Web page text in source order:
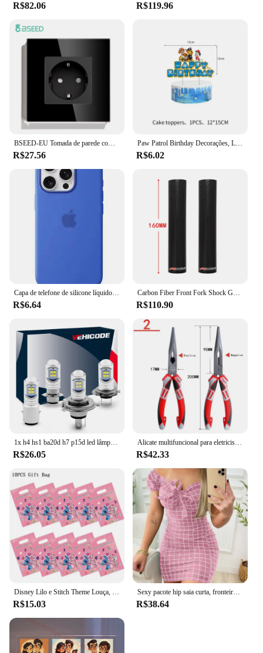
R$82.06 R$119.96
BSEED-EU Tomada de parede com USB duplo, carga do telefone, tipo-c, vidro único, cristal, tomada de energia elétrica, 16A, 110V-240V
R$27.56
Paw Patrol Birthday Decorações, Louça Descartável, Prato, Guardanapo, Copo, Palha, Látex Balões, Fontes do Partido Infantil, Baby Shower
R$6.02
Capa de telefone de silicone líquido original para iphone 16 15 14 13 12 11 pro max capas apple para iphone 12 13 11 16 plus capa com logotipo completo
R$6.64
Carbon Fiber Front Fork Shock Guard, Protetor Ajustável para YAMAHA, KTM, Honda, On, Off Road, Pit, Dirt Bike, Motocicleta, 140-260mm
R$110.90
1x h4 hs1 ba20d h7 p15d led lâmpada do farol da motocicleta 12v 6000k feixe alto baixo lâmpada lente do projetor holofotes para ktm yamaha
R$26.05
Alicate multifuncional para eletricista alemão, 6 ''/7''/8'', cabeça de braçadeira espessada, aço cromo vanádio, ferramentas para eletricista
R$42.33
Disney Lilo e Stitch Theme Louça, Balões Rosa, Chávena, Prato, Ângulo, Decoração de Festa de Aniversário, Feliz Suprimentos para Crianças
R$15.03
Sexy pacote hip saia curta, fronteira cruzada, grade impressa, verão
R$38.64